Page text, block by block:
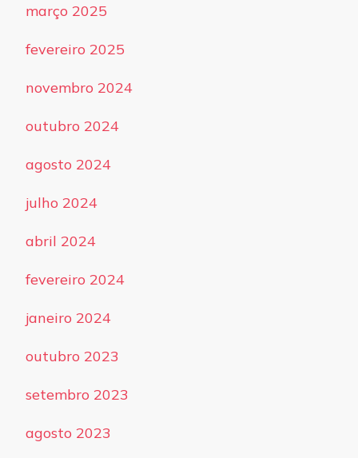
março 2025
fevereiro 2025
novembro 2024
outubro 2024
agosto 2024
julho 2024
abril 2024
fevereiro 2024
janeiro 2024
outubro 2023
setembro 2023
agosto 2023